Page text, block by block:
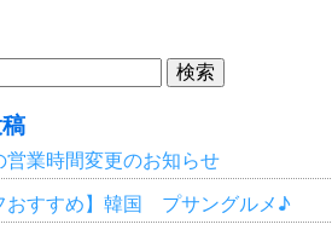
営業時間変更のお知らせ
おすすめ】韓国 プサングルメ♪